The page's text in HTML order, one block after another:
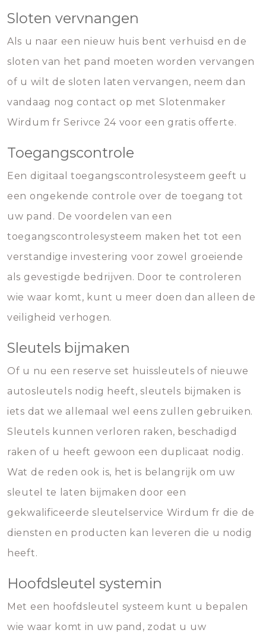
Sloten vervnangen
Als u naar een nieuw huis bent verhuisd en de
sloten van het pand moeten worden vervangen
of u wilt de sloten laten vervangen, neem dan
vandaag nog contact op met Slotenmaker
Wirdum fr Serivce 24 voor een gratis offerte.
Toegangscontrole
Een digitaal toegangscontrolesysteem geeft u
een ongekende controle over de toegang tot
uw pand. De voordelen van een
toegangscontrolesysteem maken het tot een
verstandige investering voor zowel groeiende
als gevestigde bedrijven. Door te controleren
wie waar komt, kunt u meer doen dan alleen de
veiligheid verhogen.
Sleutels bijmaken
Of u nu een reserve set huissleutels of nieuwe
autosleutels nodig heeft, sleutels bijmaken is
iets dat we allemaal wel eens zullen gebruiken.
Sleutels kunnen verloren raken, beschadigd
raken of u heeft gewoon een duplicaat nodig.
Wat de reden ook is, het is belangrijk om uw
sleutel te laten bijmaken door een
gekwalificeerde sleutelservice Wirdum fr die de
diensten en producten kan leveren die u nodig
heeft.
Hoofdsleutel systemin
Met een hoofdsleutel systeem kunt u bepalen
wie waar komt in uw pand, zodat u uw